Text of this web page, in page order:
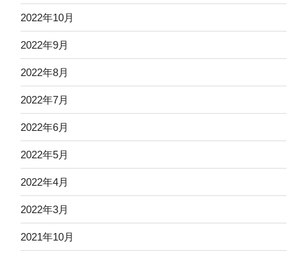
2022年10月
2022年9月
2022年8月
2022年7月
2022年6月
2022年5月
2022年4月
2022年3月
2021年10月